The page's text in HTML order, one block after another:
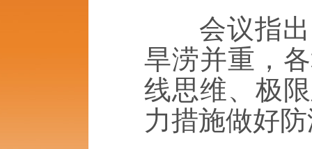
会议指出
旱涝并重，
线思维、极
力措施做好